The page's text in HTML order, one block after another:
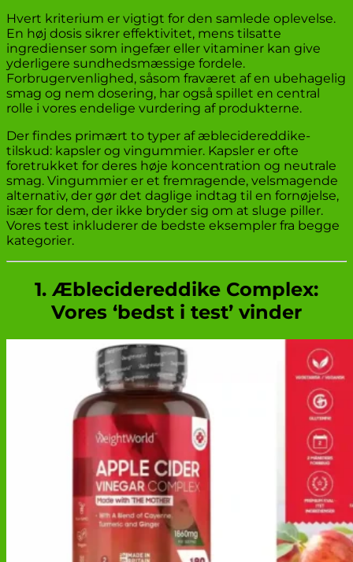
Hvert kriterium er vigtigt for den samlede oplevelse.
En høj dosis sikrer effektivitet, mens tilsatte
ingredienser som ingefær eller vitaminer kan give
yderligere sundhedsmæssige fordele.
Forbrugervenlighed, såsom fraværet af en ubehagelig
smag og nem dosering, har også spillet en central
rolle i vores endelige vurdering af produkterne.
Der findes primært to typer af æblecidereddike-
tilskud: kapsler og vingummier. Kapsler er ofte
foretrukket for deres høje koncentration og neutrale
smag. Vingummier er et fremragende, velsmagende
alternativ, der gør det daglige indtag til en fornøjelse,
især for dem, der ikke bryder sig om at sluge piller.
Vores test inkluderer de bedste eksempler fra begge
kategorier.
1. Æblecidereddike Complex:
Vores ‘bedst i test’ vinder